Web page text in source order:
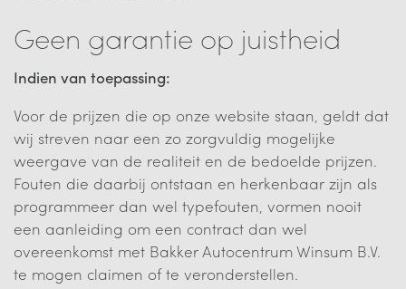
Geen garantie op juistheid
Indien van toepassing:
Voor de prijzen die op onze website staan, geldt dat
wij streven naar een zo zorgvuldig mogelijke
weergave van de realiteit en de bedoelde prijzen.
Fouten die daarbij ontstaan en herkenbaar zijn als
programmeer dan wel typefouten, vormen nooit
een aanleiding om een contract dan wel
overeenkomst met Bakker Autocentrum Winsum B.V.
te mogen claimen of te veronderstellen.